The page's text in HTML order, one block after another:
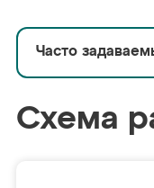
Часто
Схема